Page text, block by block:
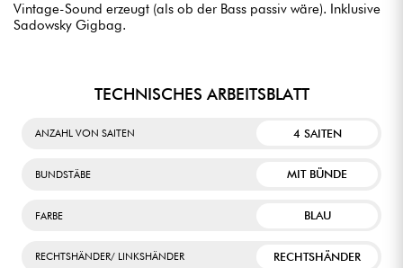
Vintage-Sound erzeugt (als ob der Bass passiv wäre). Inklusive
Sadowsky Gigbag.
TECHNISCHES ARBEITSBLATT
ANZAHL VON SAITEN 4 SAITEN
BUNDSTÄBE MIT BÜNDE
FARBE BLAU
RECHTSHÄNDER/ LINKSHÄNDER RECHTSHÄNDER